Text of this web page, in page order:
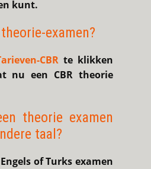
kunt.
examen?
CBRte klikken
nu een CBR theorie
theorie examen
taal?
of Turks examen